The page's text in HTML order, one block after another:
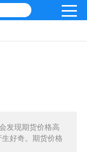
发现期货价格高
好奇。期货价格